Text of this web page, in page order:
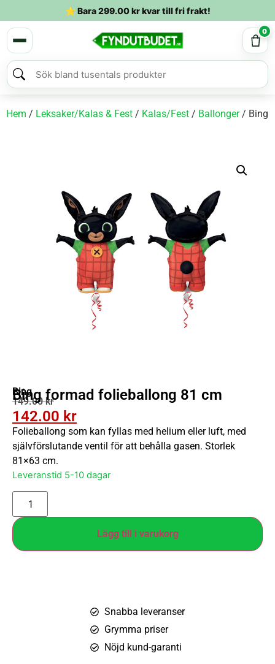
⭐ Bara299.00krkvar till fri frakt!
0
Hem / Leksaker/Kalas & Fest / Kalas/Fest / Ballonger/ Bing
Bing
Bing formad folieballong 81 cm
149.00kr
142.00 kr
Folieballong som kan fyllas med helium eller luft, med
självförslutande ventil för att behålla gasen. Storlek
81×63 cm.
Leveranstid 5-10 dagar
Lägg till i varukorg
Snabba leveranser
Grymma priser
Nöjd kund-garanti